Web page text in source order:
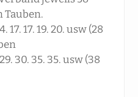
Tauben.
17. 17. 19. 20. usw (28
29. 30. 35. 35. usw (38